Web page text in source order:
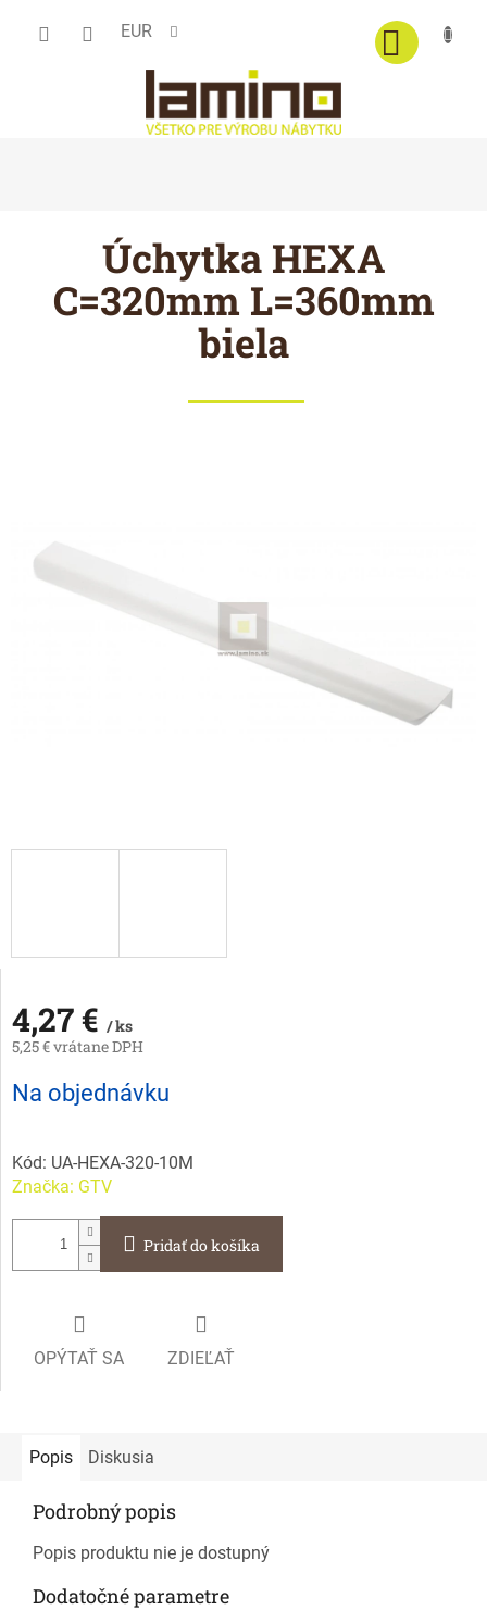
EUR
Úchytka HEXA
C=320mm L=360mm
biela
4,27 € / ks
5,25 € vrátane DPH
Jednotková
cena:
Na objednávku
Kód: UA-HEXA-320-10M
Značka: GTV
Pridať do košíka
OPÝTAŤ SA ZDIEĽAŤ
Popis Diskusia
Podrobný popis
Popis produktu nie je dostupný
Dodatočné parametre